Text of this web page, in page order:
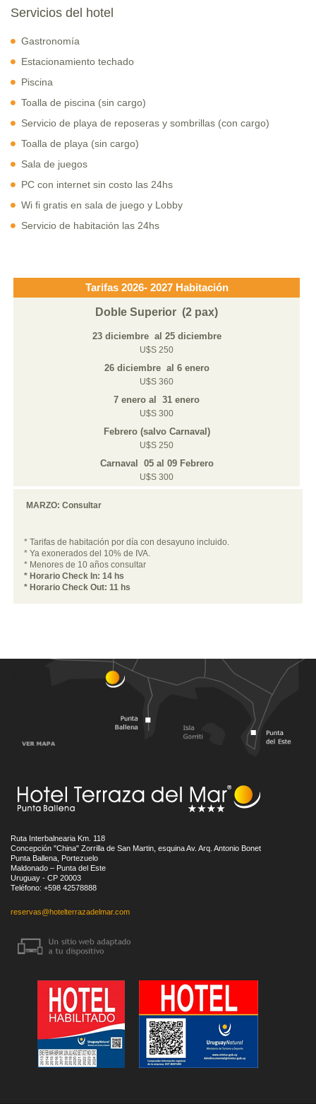
Servicios del hotel
Gastronomía
Estacionamiento techado
Piscina
Toalla de piscina (sin cargo)
Servicio de playa de reposeras y sombrillas (con cargo)
Toalla de playa (sin cargo)
Sala de juegos
PC con internet sin costo las 24hs
Wi fi gratis en sala de juego y Lobby
Servicio de habitación las 24hs
Doble Superior (2 pax)
U$S 250
U$S 360
U$S 300
U$S 250
U$S 300
MARZO: Consultar
* Tarifas de habitación por día con desayuno incluido.
* Ya exonerados del 10% de IVA.
* Menores de 10 años consultar
* Horario Check In: 14 hs
* Horario Check Out: 11 hs
Ruta Interbalnearia Km. 118
Concepción "China" Zorrilla de San Martin, esquina Av. Arq. Antonio Bonet
Punta Ballena, Portezuelo
Maldonado – Punta del Este
Uruguay - CP 20003
Teléfono: +598 42578888
reservas@hotelterrazadelmar.com